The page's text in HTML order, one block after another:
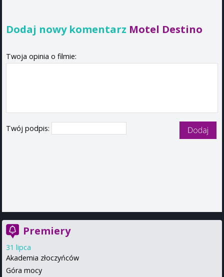
Dodaj nowy komentarz Motel Destino
Twoja opinia o filmie:
Twój podpis:
Premiery
31 lipca
Akademia złoczyńców
Góra mocy